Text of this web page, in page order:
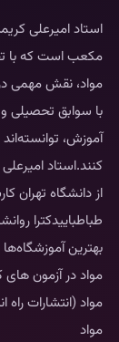
استاد امیرعلی
مکعب است که با
مواد، نقش مهمی
با سوابق تحصیلی
آموزش،
کنند.استاد
از دانشگاه تهران
بهترین
مواد در آزمون
مواد (انتشارات
مواد